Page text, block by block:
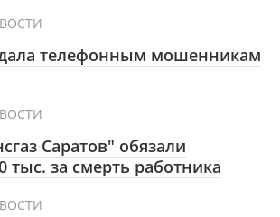
телефонным мошенникам
Саратов" обязали
тыс. за смерть работника